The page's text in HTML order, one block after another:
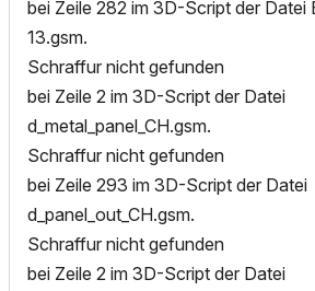
bei Zeile 282 im 3D-Script der Datei
13.gsm.
Schraffur nicht gefunden
bei Zeile 2 im 3D-Script der Datei
d_metal_panel_CH.gsm.
Schraffur nicht gefunden
bei Zeile 293 im 3D-Script der Datei
d_panel_out_CH.gsm.
Schraffur nicht gefunden
bei Zeile 2 im 3D-Script der Datei